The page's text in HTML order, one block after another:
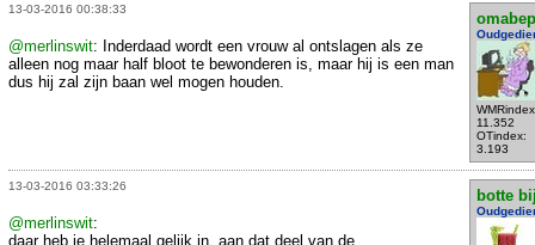
13-03-2016 00:38:33
omabep
11.352
OTindex:
3.193
@merlinswit: Inderdaad wordt een vrouw al ontslagen als ze
alleen nog maar half bloot te bewonderen is, maar hij is een man
dus hij zal zijn baan wel mogen houden.
13-03-2016 03:33:26
botte
@merlinswit:
daar heb je helemaal gelijk in, aan dat deel van de